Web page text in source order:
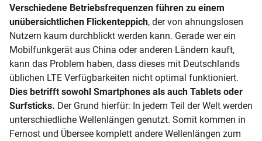
Verschiedene Betriebsfrequenzen führen zu einem
unübersichtlichen Flickenteppich, der von ahnungslosen
Nutzern kaum durchblickt werden kann. Gerade wer ein
Mobilfunkgerät aus China oder anderen Ländern kauft,
kann das Problem haben, dass dieses mit Deutschlands
üblichen LTE Verfügbarkeiten nicht optimal funktioniert.
Dies betrifft sowohl Smartphones als auch Tablets oder
Surfsticks. Der Grund hierfür: In jedem Teil der Welt werden
unterschiedliche Wellenlängen genutzt. Somit kommen in
Fernost und Übersee komplett andere Wellenlängen zum